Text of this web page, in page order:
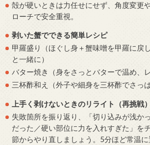
殻が硬いときは力任せにせず、角度変更
ローチで安全重視。
剥いた蟹でできる簡単レシピ
甲羅盛り（ほぐし身＋蟹味噌を甲羅に戻
と一緒に）
バター焼き（身をさっとバターで温め、
三杯酢和え（外子や細身を三杯酢でさっぱ
上手く剥けないときのリライト（再挑戦
失敗箇所を振り返り、「切り込みが浅か
だった／硬い部位に力を入れすぎた」を
節からやり直しましょう。5分ほど常温